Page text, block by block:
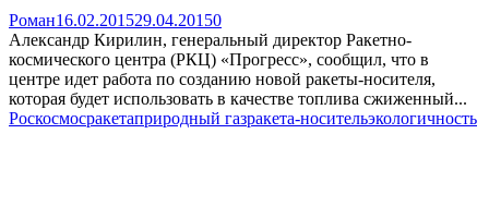
Роман16.02.201529.04.20150
Александр Кирилин, генеральный директор Ракетно-
космического центра (РКЦ) «Прогресс», сообщил, что в
центре идет работа по созданию новой ракеты-носителя,
которая будет использовать в качестве топлива сжиженный...
Роскосмосракетаприродный газракета-носительэкологичность